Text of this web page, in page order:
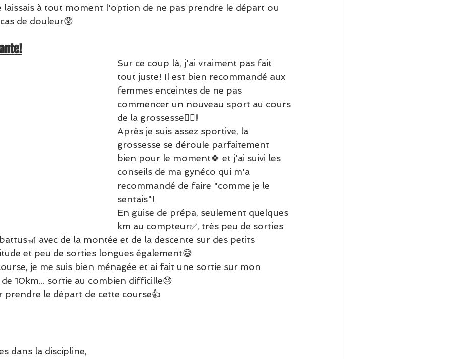
laissais à tout moment l'option de ne pas prendre le départ ou
de douleur😰
Sur ce coup là, j'ai vraiment pas fait
tout juste! Il est bien recommandé aux
femmes enceintes de ne pas
commencer un nouveau sport au cours
de la grossesse🏌‍♀!
Après je suis assez sportive, la
grossesse se déroule parfaitement
bien pour le moment🍀 et j'ai suivi les
conseils de ma gynéco qui m'a
recommandé de faire "comme je le
sentais"!
En guise de prépa, seulement quelques
km au compteur✅, très peu de sorties
avec de la montée et de la descente sur des petits
et peu de sorties longues également😅
je me suis bien ménagée et ai fait une sortie sur mon
10km... sortie au combien difficille😓
prendre le départ de cette course👍
dans la discipline,